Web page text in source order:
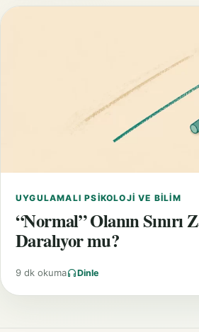
UYGULAMALI PSIKOLOJI VE BILIM
“Normal” Olanın Sınırı
Daralıyor mu?
9 dk okuma Dinle